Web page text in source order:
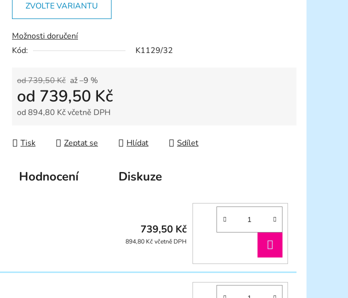
5
hvězdiček.
ZVOLTE VARIANTU
Možnosti doručení
Kód:
K1129/32
od 739,50 Kč až –9 %
od 739,50 Kč
od 894,80 Kčvčetně DPH
Tisk
Zeptat se Hlídat Sdílet
Hodnocení Diskuze
739,50 Kč
894,80 Kč včetně DPH
KOŠÍKU